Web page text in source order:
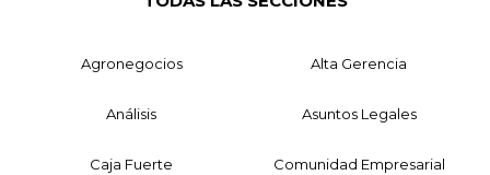
Agronegocios Alta Gerencia
Análisis Asuntos Legales
Caja Fuerte Comunidad Empresarial